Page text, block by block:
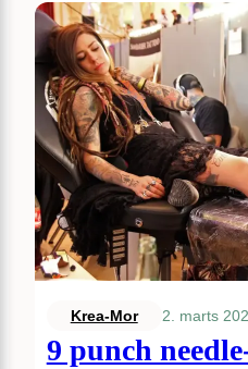
Krea-Mor 2. marts
9 punch